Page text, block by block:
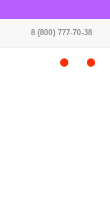
8 (800) 777-70-38